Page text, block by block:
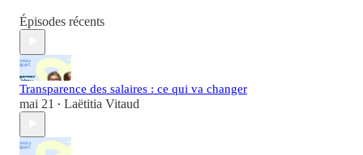
Épisodes récents
Transparence des salaires : ce qui va changer
mai 21 • Laëtitia Vitaud